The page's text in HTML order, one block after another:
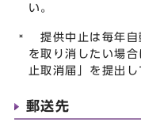
い。
提供中止は毎年自
を取り消したい場
止取消届」を提出し
郵送先